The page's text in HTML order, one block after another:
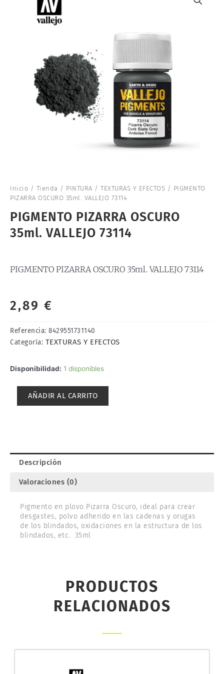
Inicio / Tienda / PINTURA / TEXTURAS Y EFECTOS / PIGMENTO
PIZARRA OSCURO 35ml. VALLEJO 73114
PIGMENTO PIZARRA OSCURO
35ml. VALLEJO 73114
PIGMENTO PIZARRA OSCURO 35ml. VALLEJO 73114
2,89 €
Referencia: 8429551731140
Categoría: TEXTURAS Y EFECTOS
Disponibilidad: 1 disponibles
PIGMENTO
OSCURO
AÑADIR AL CARRITO
Descripción
Valoraciones (0)
Pigmento en plovo Pizarra Oscuro, ideal para crear
desgastes, polvo adherido en las cadenas y orugas
de los blindados, oxidaciones en la estructura de los
blindados, etc. 35ml
PRODUCTOS
RELACIONADOS